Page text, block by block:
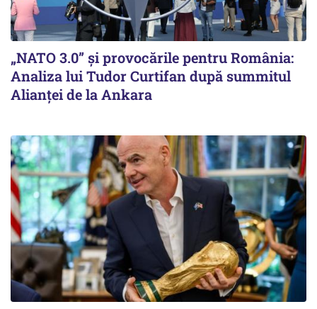
„NATO 3.0” și provocările pentru România:
Analiza lui Tudor Curtifan după summitul
Alianței de la Ankara